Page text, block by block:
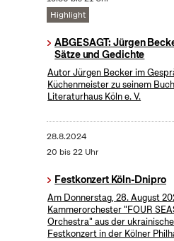
Highlight
ABGESAGT: Jürgen
Sätze und Gedichte
Autor Jürgen Becker im
Küchenmeister zu seinem
Literaturhaus Köln e. V.
28.8.2024
20 bis 22 Uhr
Festkonzert Köln-Dnipro
Am Donnerstag, 28. August
Kammerorchester "FOUR
Orchestra" aus der
Festkonzert in der Kölner